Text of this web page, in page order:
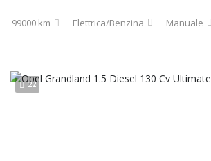
99000 km Elettrica/Benzina Manuale
22